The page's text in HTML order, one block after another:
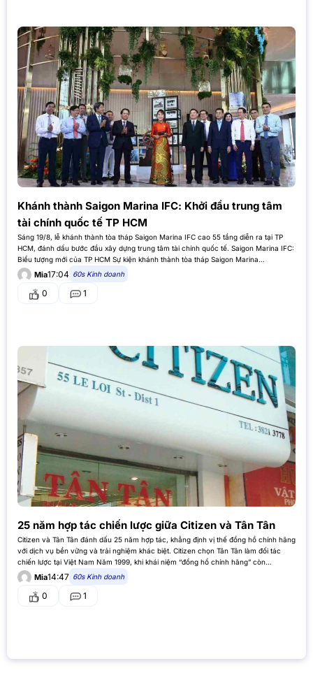
Khánh thành Saigon Marina IFC: Khởi đầu trung tâm
tài chính quốc tế TP HCM
Sáng 19/8, lễ khánh thành tòa tháp Saigon Marina IFC cao 55 tầng diễn ra tại TP
HCM, đánh dấu bước đầu xây dựng trung tâm tài chính quốc tế. Saigon Marina IFC:
Biểu tượng mới của TP HCM Sự kiện khánh thành tòa tháp Saigon Marina
International Financial Centre,…
Mia17:04 60s Kinh doanh
0 1
25 năm hợp tác chiến lược giữa Citizen và Tân Tân
Citizen và Tân Tân đánh dấu 25 năm hợp tác, khẳng định vị thế đồng hồ chính hãng
với dịch vụ bền vững và trải nghiệm khác biệt. Citizen chọn Tân Tân làm đối tác
chiến lược tại Việt Nam Năm 1999, khi khái niệm “đồng hồ chính hãng” còn…
Mia14:47 60s Kinh doanh
0 1